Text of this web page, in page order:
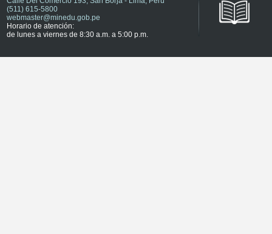
(511) 615-5800
webmaster@minedu.gob.pe
Horario de atención:
de lunes a viernes de 8:30 a.m. a 5:00 p.m.